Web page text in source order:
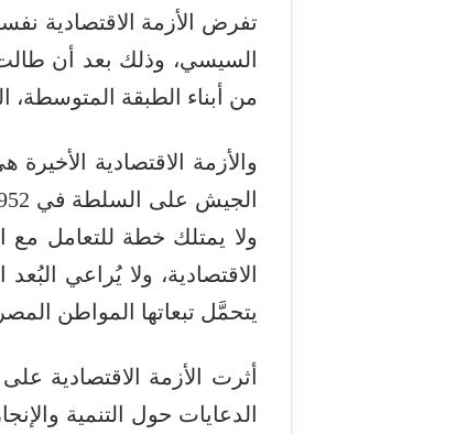
تفرض الأزمة الاقتصادية
السيسي، وذلك بعد أن طالت
من أبناء الطبقة المتوسطة،
والأزمة الاقتصادية
ولا يمتلك خطة للتعامل
الاقتصادية، ولا يُراعي
يتحمَّل تبعاتها المواطن
أثرت الأزمة الاقتصادية
الدعايات حول التنمية